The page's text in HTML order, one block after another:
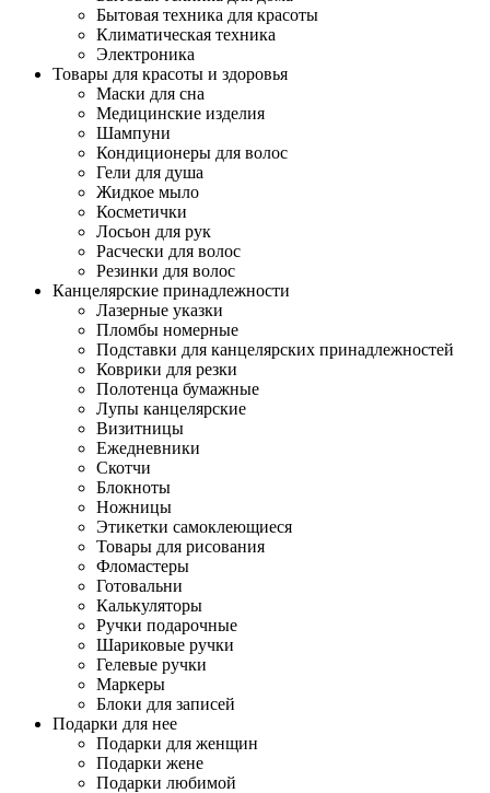
Бытовая техника для красоты
Климатическая техника
Электроника
Товары для красоты и здоровья
Маски для сна
Медицинские изделия
Шампуни
Кондиционеры для волос
Гели для душа
Жидкое мыло
Косметички
Лосьон для рук
Расчески для волос
Резинки для волос
Канцелярские принадлежности
Лазерные указки
Пломбы номерные
Подставки для канцелярских принадлежностей
Коврики для резки
Полотенца бумажные
Лупы канцелярские
Визитницы
Ежедневники
Скотчи
Блокноты
Ножницы
Этикетки самоклеющиеся
Товары для рисования
Фломастеры
Готовальни
Калькуляторы
Ручки подарочные
Шариковые ручки
Гелевые ручки
Маркеры
Блоки для записей
Подарки для нее
Подарки для женщин
Подарки жене
Подарки любимой